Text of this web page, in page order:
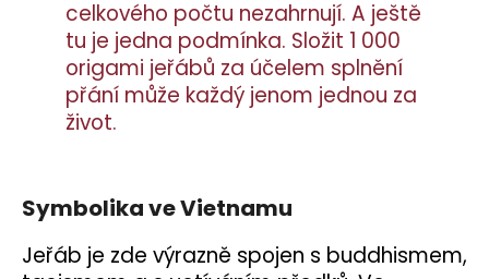
celkového počtu nezahrnují. A ještě
tu je jedna podmínka. Složit 1 000
origami jeřábů za účelem splnění
přání může každý jenom jednou za
život.
Symbolika ve Vietnamu
Jeřáb je zde výrazně spojen s buddhismem,